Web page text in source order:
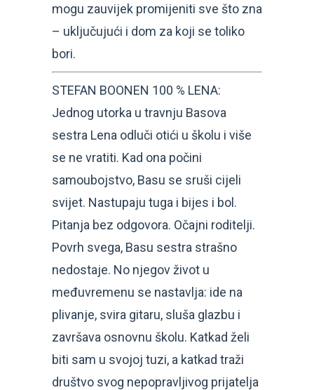
mogu zauvijek promijeniti sve što zna
– uključujući i dom za koji se toliko
bori.
STEFAN BOONEN 100 % LENA:
Jednog utorka u travnju Basova
sestra Lena odluči otići u školu i više
se ne vratiti. Kad ona počini
samoubojstvo, Basu se sruši cijeli
svijet. Nastupaju tuga i bijes i bol.
Pitanja bez odgovora. Očajni roditelji.
Povrh svega, Basu sestra strašno
nedostaje. No njegov život u
međuvremenu se nastavlja: ide na
plivanje, svira gitaru, sluša glazbu i
završava osnovnu školu. Katkad želi
biti sam u svojoj tuzi, a katkad traži
društvo svog nepopravljivog prijatelja